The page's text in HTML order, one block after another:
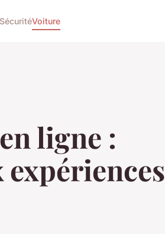
SécuritéVoiture
ligne :